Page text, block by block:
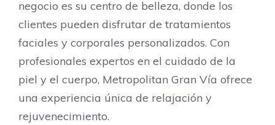
negocio es su centro de belleza, donde los
clientes pueden disfrutar de tratamientos
faciales y corporales personalizados. Con
profesionales expertos en el cuidado de la
piel y el cuerpo, Metropolitan Gran Vía ofrece
una experiencia única de relajación y
rejuvenecimiento.